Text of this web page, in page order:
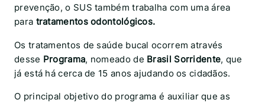
prevenção, o SUS também trabalha com uma área
para tratamentos odontológicos.
Os tratamentos de saúde bucal ocorrem através
desse Programa, nomeado de Brasil Sorridente, que
já está há cerca de 15 anos ajudando os cidadãos.
O principal objetivo do programa é auxiliar que as